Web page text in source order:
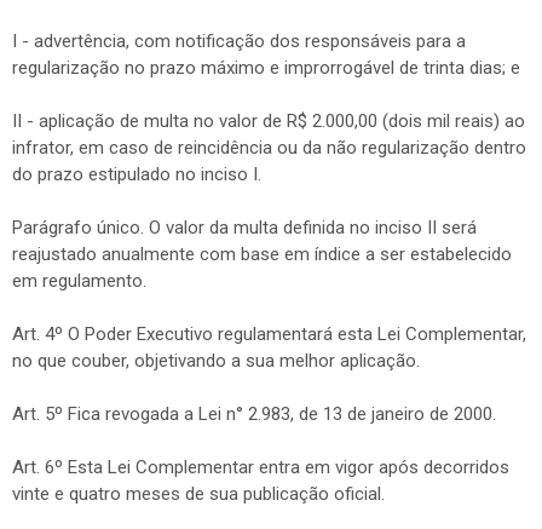
I - advertência, com notificação dos responsáveis para a
regularização no prazo máximo e improrrogável de trinta dias; e
II - aplicação de multa no valor de R$ 2.000,00 (dois mil reais) ao
infrator, em caso de reincidência ou da não regularização dentro
do prazo estipulado no inciso I.
Parágrafo único. O valor da multa definida no inciso II será
reajustado anualmente com base em índice a ser estabelecido
em regulamento.
Art. 4º O Poder Executivo regulamentará esta Lei Complementar,
no que couber, objetivando a sua melhor aplicação.
Art. 5º Fica revogada a Lei n° 2.983, de 13 de janeiro de 2000.
Art. 6º Esta Lei Complementar entra em vigor após decorridos
vinte e quatro meses de sua publicação oficial.